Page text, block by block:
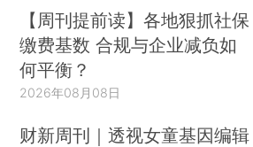
【周刊提前读】各地狠抓社保
缴费基数 合规与企业减负如
何平衡？
2026年08月08日
财新周刊｜透视女童基因编辑